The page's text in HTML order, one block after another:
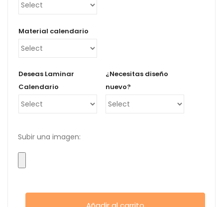
Material calendario
Deseas Laminar
Calendario
¿Necesitas diseño
nuevo?
Subir una imagen: